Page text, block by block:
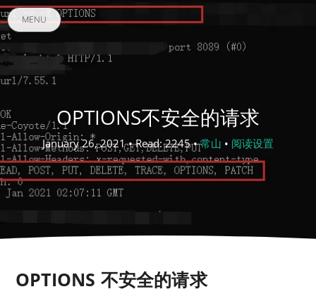
MENU
OPTIONS不安全的请求
January 26, 2021 • Read: 2245 •常山 • 阅读设置
OPTIONS 不安全的请求